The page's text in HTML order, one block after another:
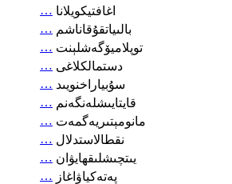
… اغافتيكويلانا
… بالىياتقۇقاناشم
… توپلاميۆگەشلېنت
… دستمالکلاغی
… سۇبياراخنويىد
… قايتايىشلەنگەنم
… مانومېتىريەگمەت
… نقطالاستدلال
… يىتچىشلىقھايۋان
… پەتەكياۋاغاز